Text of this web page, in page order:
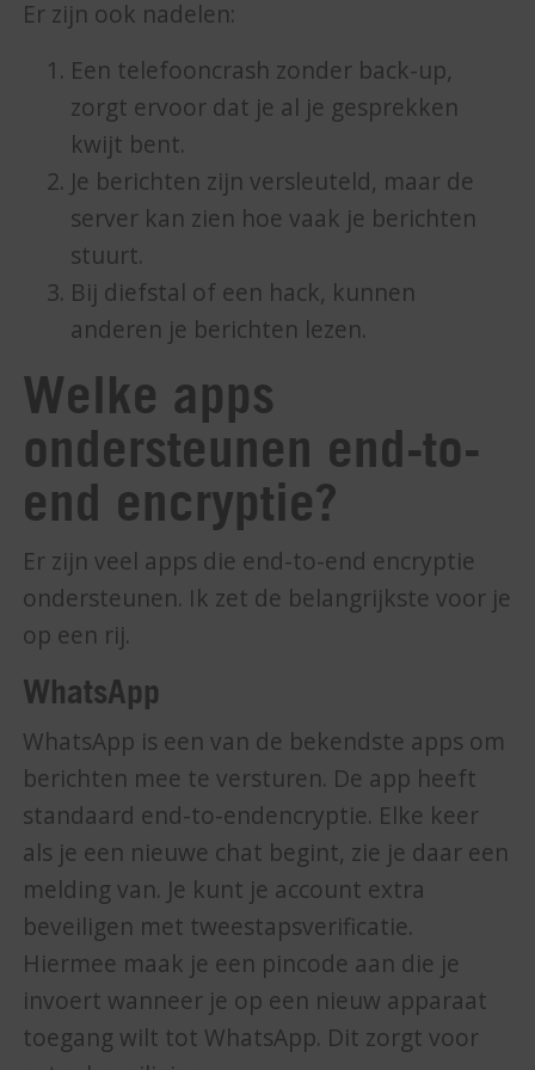
Er zijn ook nadelen:
Een telefooncrash zonder back-up,
zorgt ervoor dat je al je gesprekken
kwijt bent.
Je berichten zijn versleuteld, maar de
server kan zien hoe vaak je berichten
stuurt.
Bij diefstal of een hack, kunnen
anderen je berichten lezen.
Welke apps
ondersteunen end-to-
end encryptie?
Er zijn veel apps die end-to-end encryptie
ondersteunen. Ik zet de belangrijkste voor je
op een rij.
WhatsApp
WhatsApp is een van de bekendste apps om
berichten mee te versturen. De app heeft
standaard end-to-endencryptie. Elke keer
als je een nieuwe chat begint, zie je daar een
melding van. Je kunt je account extra
beveiligen met tweestapsverificatie.
Hiermee maak je een pincode aan die je
invoert wanneer je op een nieuw apparaat
toegang wilt tot WhatsApp. Dit zorgt voor